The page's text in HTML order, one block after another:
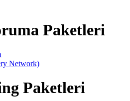
Paketleri
Network)
Paketleri